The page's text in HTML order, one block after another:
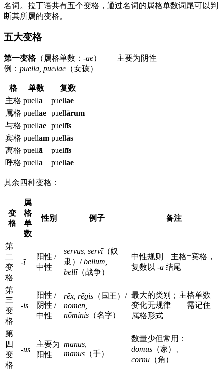
名词。拉丁语共有五个变格，通过名词的属格单数词尾可以判
断其所属的变格。
五大变格
第一变格（属格单数： -ae）——主要为阴性
例： puella, puellae （女孩）
格 单数
复数
主格 puella puellae
属格 puellae puellārum
与格 puellae puellīs
宾格 puellam puellās
离格 puellā puellīs
呼格 puella puellae
其余四种变格：
变
格
属
格
单
数
性别 例子 备注
第
二
变
格
-ī
阳性 /
中性
servus, servī（奴
隶）/bellum,
bellī（战争）
中性规则：主格=宾格，
复数以 -a 结尾
第
三
变
格
-is
阳性 /
阴性 /
中性
rēx, rēgis （国王）/
nōmen,
nōminis （名字）
最大的类别；主格单数
变化无规律——需记住
属格形式
第
四
变
格
-ūs
主要为
阳性
manus,
manūs （手）
数量少但常用：
domus （家）、
cornū （角）